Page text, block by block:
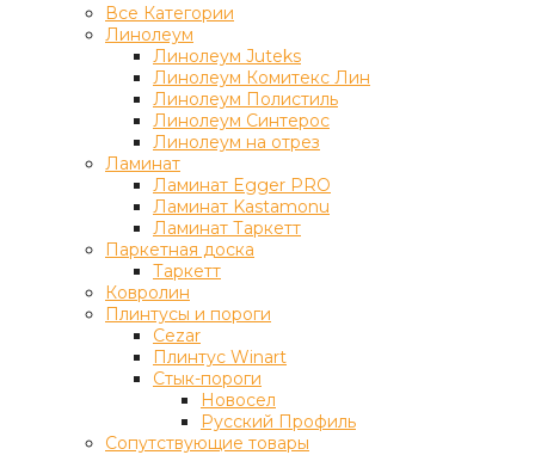
Все Категории
Линолеум
Линолеум Juteks
Линолеум Комитекс Лин
Линолеум Полистиль
Линолеум Синтерос
Линолеум на отрез
Ламинат
Ламинат Egger PRO
Ламинат Kastamonu
Ламинат Таркетт
Паркетная доска
Таркетт
Ковролин
Плинтусы и пороги
Cezar
Плинтус Winart
Стык-пороги
Новосел
Русский Профиль
Сопутствующие товары